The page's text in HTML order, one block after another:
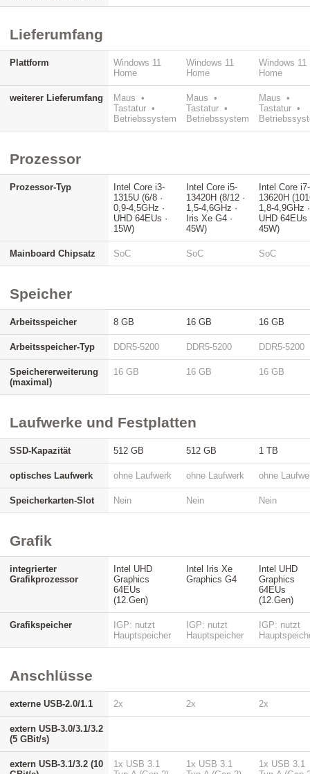
Lieferumfang
Plattform
Windows 11
Home
Windows 11
Home
Windows 11
Home
weiterer Lieferumfang
Maus •
Tastatur •
Betriebssystem
Maus •
Tastatur •
Betriebssystem
Maus •
Tastatur •
Prozessor
Prozessor-Typ
Intel Core i3-
1315U (6/8 ·
0,9-4,5GHz ·
UHD 64EUs ·
15W)
Intel Core i5-
13420H (8/12 ·
1,5-4,6GHz ·
Iris Xe G4 ·
45W)
Intel Core i7-
13620H
1,8-4,9GHz ·
UHD 64EUs
45W)
Mainboard Chipsatz SoC SoC SoC
Speicher
Arbeitsspeicher 8 GB 16 GB 16 GB
Arbeitsspeicher-Typ DDR5-5200 DDR5-5200 DDR5-5200
Speichererweiterung
(maximal)
16 GB 16 GB 16 GB
Laufwerke und Festplatten
SSD-Kapazität 512 GB 512 GB 1 TB
optisches Laufwerk ohne Laufwerk ohne Laufwerk ohne
Speicherkarten-Slot Nein Nein Nein
Grafik
integrierter
Grafikprozessor
Intel UHD
Graphics
64EUs
(12.Gen)
Intel Iris Xe
Graphics G4
Intel UHD
Graphics
64EUs
(12.Gen)
Grafikspeicher
IGP: nutzt
Hauptspeicher
IGP: nutzt
Hauptspeicher
IGP: nutzt
Anschlüsse
externe USB-2.0/1.1 2x 2x 2x
extern USB-3.0/3.1/3.2
(5 GBit/s)
extern USB-3.1/3.2 (10
1x USB 3.1
1x USB 3.1
1x USB 3.1